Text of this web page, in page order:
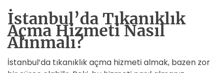
İstanbul’da Tıkanıklık
Açma Hizmeti Nasıl
Alınmalı?
İstanbul’da tıkanıklık açma hizmeti almak, bazen zor